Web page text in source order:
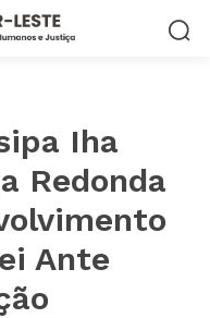
Iha
Redonda
Ante